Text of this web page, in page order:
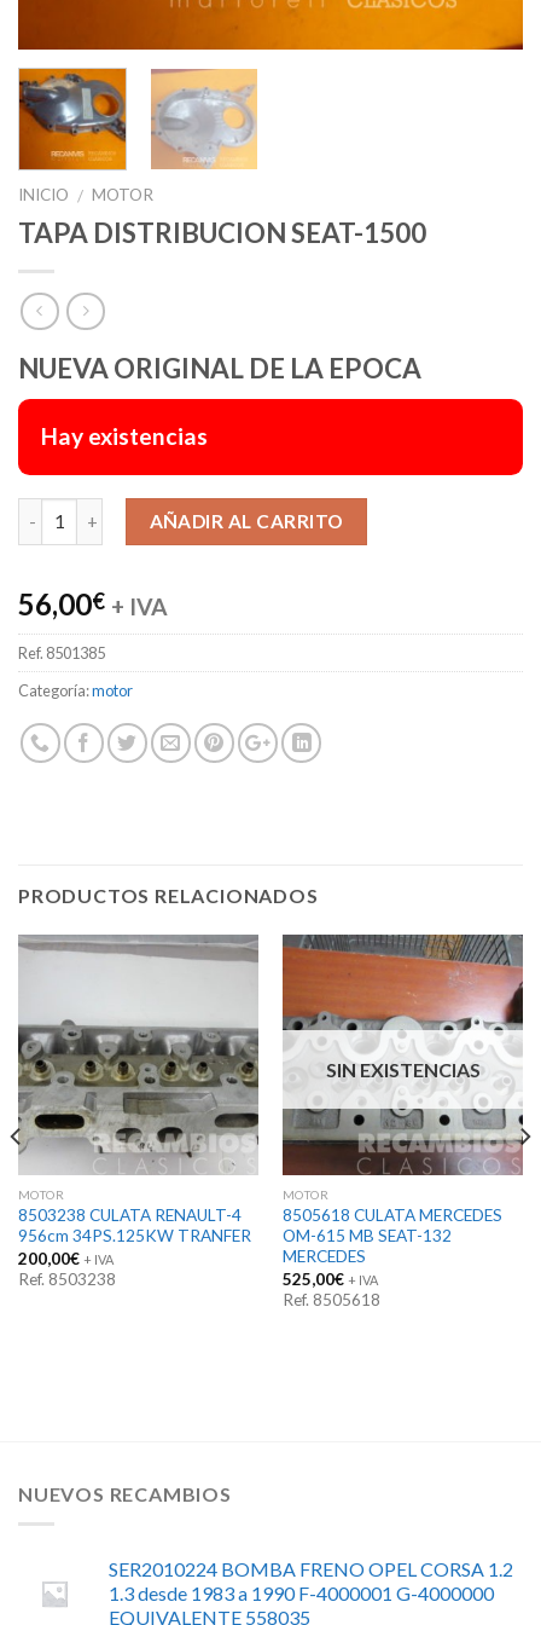
INICIO / MOTOR
TAPA DISTRIBUCION SEAT-1500
NUEVA ORIGINAL DE LA EPOCA
Hay existencias
AÑADIR AL CARRITO
56,00€ + IVA
Ref. 8501385
Categoría:motor
PRODUCTOS RELACIONADOS
MOTOR
8503238 CULATA RENAULT-4
956cm 34PS.125KW TRANFER
200,00€ + IVA
Ref. 8503238
SIN EXISTENCIAS
MOTOR
8505618 CULATA MERCEDES
OM-615 MB SEAT-132
MERCEDES
525,00€ + IVA
Ref. 8505618
NUEVOS RECAMBIOS
SER2010224 BOMBA FRENO OPEL CORSA 1.2
1.3 desde 1983 a 1990 F-4000001 G-4000000
EQUIVALENTE 558035